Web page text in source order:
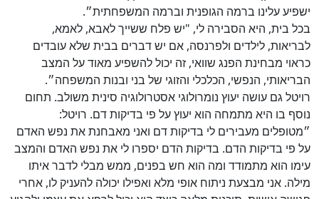
ישפיע עלינו ברמה הגופנית וברמה המשפחתית״.
בכל בית, היא הסבירה לי, "יש פלח ששייך לאבא, לאמא,
לבריאות, לילדים ולפרנסה, אם יש דברים בבית שלא עובדים
כראוי מבחינת הפנג שוואי, זה יכול להשפיע מאוד על המצב
הבריאותי, הנפשי, הכלכלי והזוגי של בני ובנות המשפחה״.
רויטל גם עושה יעוץ נומרולוגי אסטרולוגיה סינית משולב. תחום
נוסף בו היא מתמחה הוא יעוץ על פי בדיקות דם. רויטל:
״מטופלים מעבירים לי בדיקות דם ואני מאבחנת את נפש האדם
על פי בדיקות הדם. בדיקות הדם יספרו לי את נפש האדם והמצב
עימו הוא מתמודד ומה הוא חש בפנים, ממש מבלי לדבר איתו
מילה. אני מבצעת ניתוח אופי מלא ואפילו יכולה להעניק לו, אחרי